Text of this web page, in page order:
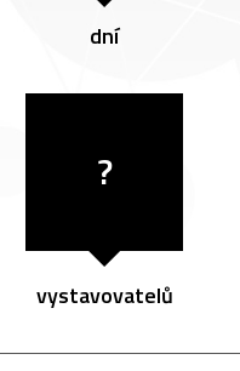
dní
?
vystavovatelů